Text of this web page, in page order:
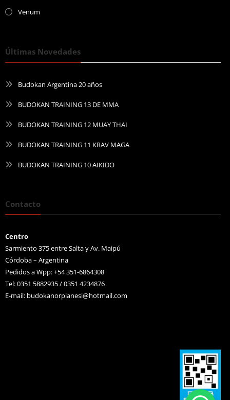
Venum
Últimas Novedades
Budokan Argentina 20 años
BUDOKAN TRAINING 13 DE MMA
BUDOKAN TRAINING 12 MUAY THAI
BUDOKAN TRAINING 11 KRAV MAGA
BUDOKAN TRAINING 10 AIKIDO
Contacto
Centro
Sarmiento 375 entre Salta y Av. Maipú
Córdoba – Argentina
Pedidos a Wpp: +54 351-6864308
Tel: 0351 5882935 / 0351 4234876
E-mail: budokanorpianesi@hotmail.com